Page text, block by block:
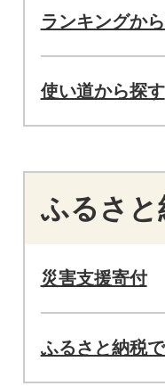
ランキングか
使い道から探す
ふるさと
災害支援寄付
ふるさと納税